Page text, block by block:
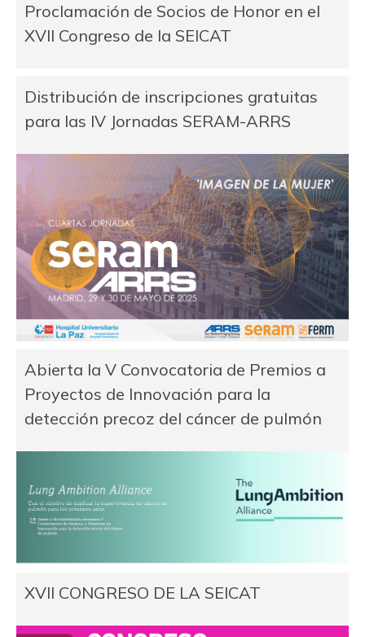
Proclamación de Socios de Honor en el
XVII Congreso de la SEICAT
Distribución de inscripciones gratuitas
para las IV Jornadas SERAM-ARRS
Abierta la V Convocatoria de Premios a
Proyectos de Innovación para la
detección precoz del cáncer de pulmón
XVII CONGRESO DE LA SEICAT